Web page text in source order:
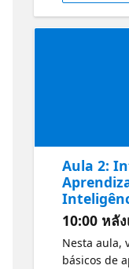
Exame:
Aula 2:
10:00 หลั
Nesta aula,
básicos de